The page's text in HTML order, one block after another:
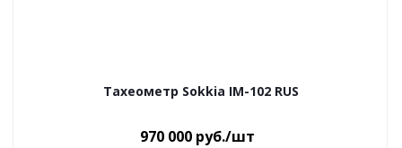
Тахеометр Sokkia IM-102 RUS
970 000 руб./шт